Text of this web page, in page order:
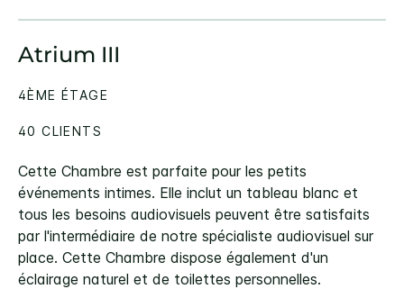
Atrium III
Cette Chambre est parfaite pour les petits
événements intimes. Elle inclut un tableau blanc et
tous les besoins audiovisuels peuvent être satisfaits
par l'intermédiaire de notre spécialiste audiovisuel sur
place. Cette Chambre dispose également d'un
éclairage naturel et de toilettes personnelles.
4ÈME ÉTAGE
40 CLIENTS